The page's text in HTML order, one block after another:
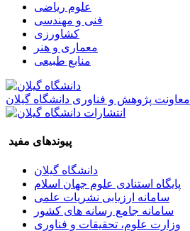
علوم ریاضی
فنی و مهندسی
کشاورزی
معماری و هنر
منابع طبیعی
معاونت پژوهش و فناوری دانشگاه گیلان
پیوندهای مفید
دانشگاه گیلان
پایگاه استنادی علوم جهان اسلام
سامانه ارزیابی نشریات علمی
سامانه جامع رسانه های کشور
وزارت علوم، تحقیقات و فناوری